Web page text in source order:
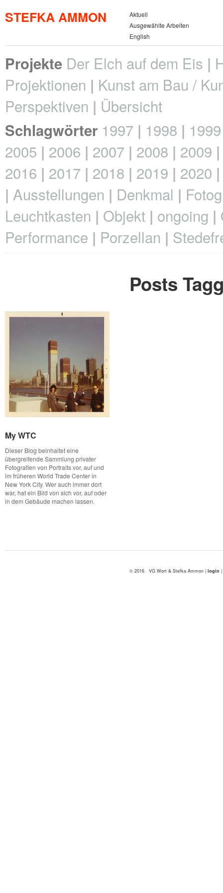
STEFKA AMMON
Aktuell
Ausgewählte Arbeiten
English
Projekte Der Elch auf dem Eis
Projektionen
Kunst am Bau /
Perspektiven
Übersicht
Schlagwörter 1997 1998
1999
2005
2006 2007 2008
2009
2016
2017 2018 2019
2020
Ausstellungen
Denkmal
Leuchtkasten
Objekt ongoing
Performance
Porzellan
Posts
My WTC
Dieser Blog beinhaltet eine
übergreifende Sammlung privater
Fotografien von Portraits vor, auf und
im früheren World Trade Center in
New York City. Wer auch immer dort
war, hat ein Bild von sich vor, auf oder
in dem Gebäude machen lassen.
My WTC
© 2016 VG Wort & Stefka Ammon | login |